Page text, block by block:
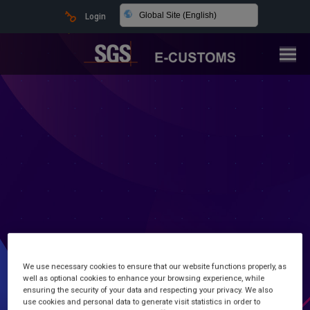
Login Global Site (English)
Customs Made Simple
We use necessary cookies to ensure that our website functions properly, as
well as optional cookies to enhance your browsing experience, while
ensuring the security of your data and respecting your privacy. We also
use cookies and personal data to generate visit statistics in order to